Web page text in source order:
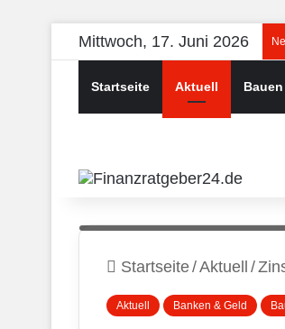
Mittwoch, 17. Juni 2026
Startseite Aktuell
Startseite/Aktuell /
Aktuell Banken & Geld